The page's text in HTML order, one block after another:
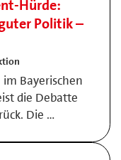
Hürde:
Politik –
Bayerischen
die Debatte
Die …